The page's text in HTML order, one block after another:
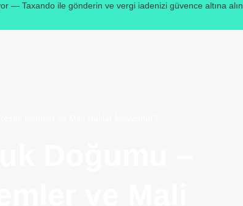
— Taxando ile gönderin ve vergi iadenizi güvence altına alın.